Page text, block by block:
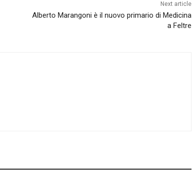
Next article
Alberto Marangoni è il nuovo primario di Medicina
a Feltre